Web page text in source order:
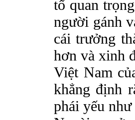
tố quan
người gánh
cái trưởng
hơn và xinh
Việt Nam
khẳng định
phái yếu